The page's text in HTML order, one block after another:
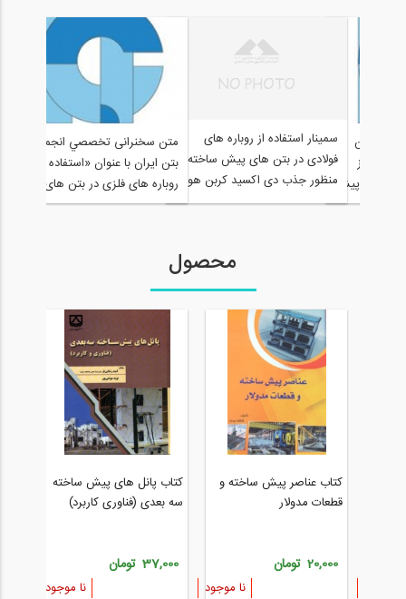
انجمن
از
بتن های پیش
دی اکسد
سمینار استفاده از روباره های
فولادی در بتن های پیش ساخته به
منظور جذب دی اکسید کربن هوا و
کسب مقاومت
متن سخنرانی تخصصي انجمن
بتن ايران با عنوان «استفاده از
روباره های فلزی در بتن های پیش
ساخته به منظور جذب دی اکسد
محصول
کتاب عناصر پیش ساخته و
قطعات مدولار
20,000 تومان
نا موجود
کتاب پانل های پیش ساخته
سه بعدی (فناوری کاربرد)
37,000 تومان
نا موجود